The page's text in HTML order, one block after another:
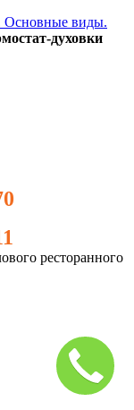
Основные виды.
духовки
ресторанного